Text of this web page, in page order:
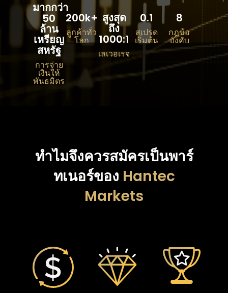
มากกว่า
50
ล้าน
เหรียญ
สหรัฐ
การจ่าย
เงินให้
พันธมิตร
200k+
ลูกค้าทั่ว
โลก
สูงสุด
ถึง
1000:1
เลเวอเรจ
0.1
สเปรด
เริ่มต้น
8
กฎข้อ
บังคับ
ทำไมจึงควรสมัครเป็นพาร์
ทเนอร์ของ Hantec
Markets